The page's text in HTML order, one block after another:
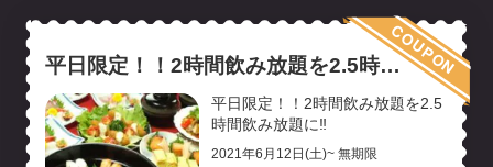
平日限定！！2時間飲み放題を2.5時間
飲み放題に‼
平日限定！！2時間飲み放題を2.5
時間飲み放題に‼
2021年6月12日(土)~ 無期限
COUPON